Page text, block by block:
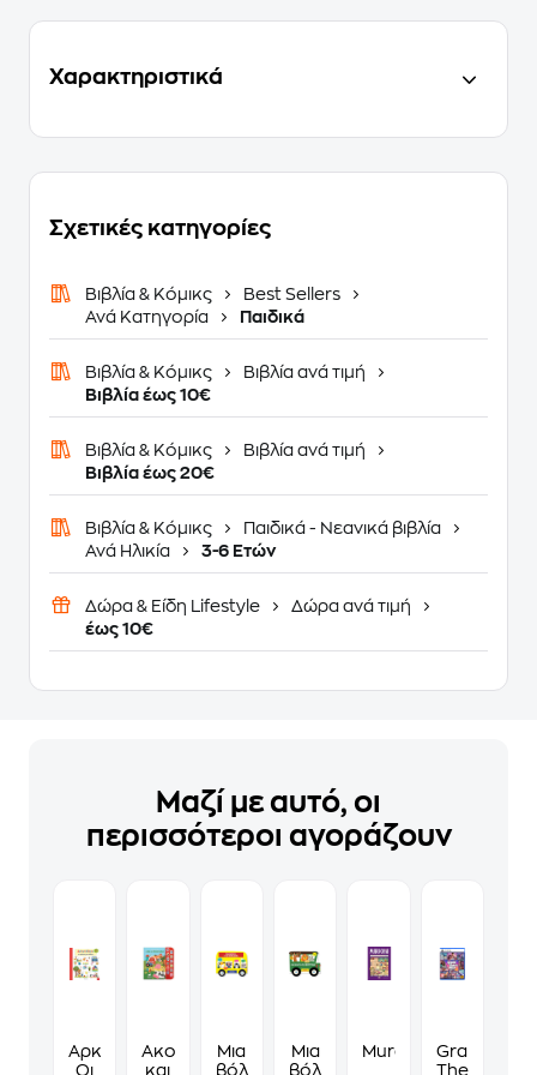
Χαρακτηριστικά
Σχετικές κατηγορίες
Βιβλία & Κόμικς
Best Sellers
Ανά Κατηγορία
Παιδικά
Βιβλία & Κόμικς
Βιβλία ανά τιμή
Βιβλία έως 10€
Βιβλία & Κόμικς
Βιβλία ανά τιμή
Βιβλία έως 20€
Βιβλία & Κόμικς
Παιδικά - Νεανικά βιβλία
Ανά Ηλικία
3-6 Ετών
Δώρα & Είδη Lifestyle
Δώρα ανά τιμή
έως 10€
Μαζί με αυτό, οι
περισσότεροι αγοράζουν
Αρκουδάκος.
Οι
Ακούω
και
Μια
βόλτα
Μια
βόλτα
MurdokuGrand
Theft